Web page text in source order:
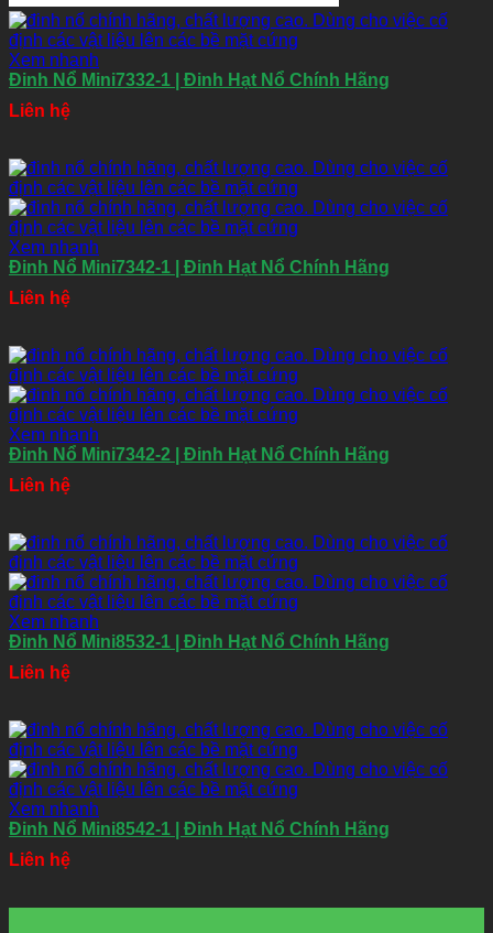
Xem nhanh
Đinh Nổ Mini7332-1 | Đinh Hạt Nổ Chính Hãng
Liên hệ
Xem nhanh
Đinh Nổ Mini7342-1 | Đinh Hạt Nổ Chính Hãng
Liên hệ
Xem nhanh
Đinh Nổ Mini7342-2 | Đinh Hạt Nổ Chính Hãng
Liên hệ
Xem nhanh
Đinh Nổ Mini8532-1 | Đinh Hạt Nổ Chính Hãng
Liên hệ
Xem nhanh
Đinh Nổ Mini8542-1 | Đinh Hạt Nổ Chính Hãng
Liên hệ